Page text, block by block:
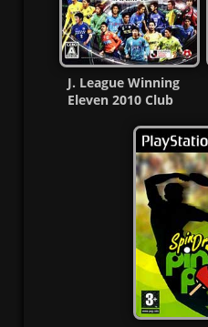
J. League Winning
Eleven 2010 Club